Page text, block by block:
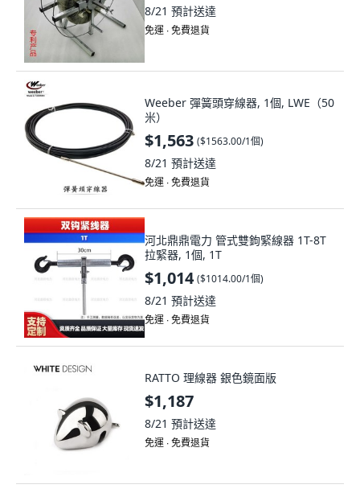
8/21 預計送達
免運 ∙ 免費退貨
Weeber 彈簧頭穿線器, 1個, LWE（50
米）
$1,563 ($1563.00/1個)
8/21 預計送達
免運 ∙ 免費退貨
河北鼎鼎電力 管式雙鉤緊線器 1T-8T
拉緊器, 1個, 1T
$1,014 ($1014.00/1個)
8/21 預計送達
免運 ∙ 免費退貨
RATTO 理線器 銀色鏡面版
$1,187
8/21 預計送達
免運 ∙ 免費退貨